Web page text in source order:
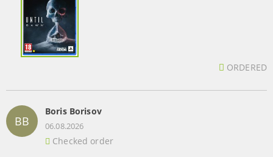
ORDERED
BB
Boris Borisov
06.08.2026
Checked order